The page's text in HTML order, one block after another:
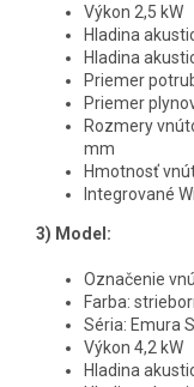
Výkon 2,5 kW
Hladina
Hladina
Priemer
Priemer
Rozmery
mm
Hmotnosť
Integrované
3) Model:
Označenie
Farba:
Séria: Emura
Výkon 4,2 kW
Hladina